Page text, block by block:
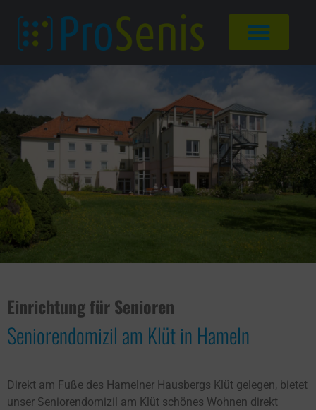
Einrichtung für Senioren
Seniorendomizil am Klüt in Hameln
Direkt am Fuße des Hamelner Hausbergs Klüt gelegen, bietet
unser Seniorendomizil am Klüt schönes Wohnen direkt